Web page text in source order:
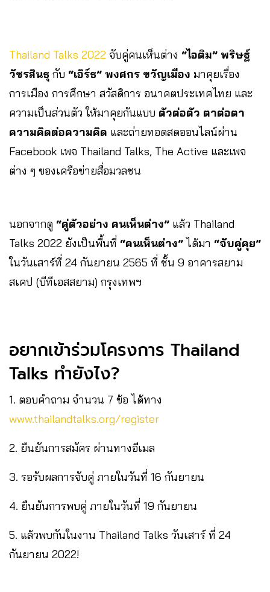
Thailand Talks 2022 จับคู่คนเห็นต่าง “ไอติม” พริษฐ์
วัชรสินธุ กับ “เอิร์ธ” พงศกร ขวัญเมือง มาคุยเรื่อง
การเมือง การศึกษา สวัสดิการ อนาคตประเทศไทย และ
ความเป็นส่วนตัว ให้มาคุยกันแบบ ตัวต่อตัว ตาต่อตา
ความคิดต่อความคิด และถ่ายทอดสดออนไลน์ผ่าน
Facebook เพจ Thailand Talks, The Active และเพจ
ต่าง ๆ ของเครือข่ายสื่อมวลชน
นอกจากดู “คู่ตัวอย่าง คนเห็นต่าง” แล้ว Thailand
Talks 2022 ยังเป็นพื้นที่ “คนเห็นต่าง” ได้มา “จับคู่คุย”
ในวันเสาร์ที่ 24 กันยายน 2565 ที่ ชั้น 9 อาคารสยาม
สเคป (บีทีเอสสยาม) กรุงเทพฯ
อยากเข้าร่วมโครงการ Thailand
Talks ทำยังไง?
1. ตอบคำถาม จำนวน 7 ข้อ ได้ทาง
www.thailandtalks.org/register
2. ยืนยันการสมัคร ผ่านทางอีเมล
3. รอรับผลการจับคู่ ภายในวันที่ 16 กันยายน
4. ยืนยันการพบคู่ ภายในวันที่ 19 กันยายน
5. แล้วพบกันในงาน Thailand Talks วันเสาร์ ที่ 24
กันยายน 2022!